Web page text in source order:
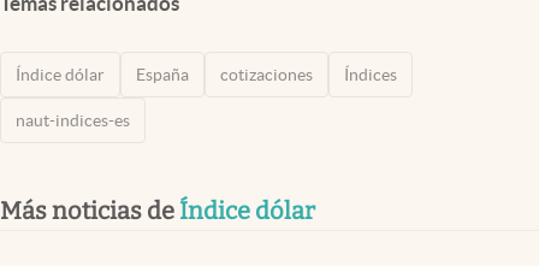
Índice dólar España cotizaciones Índices
naut-indices-es
Más noticias de Índice dólar